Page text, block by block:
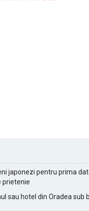
japonezi pentru prima
prietenie
sau hotel din Oradea sub